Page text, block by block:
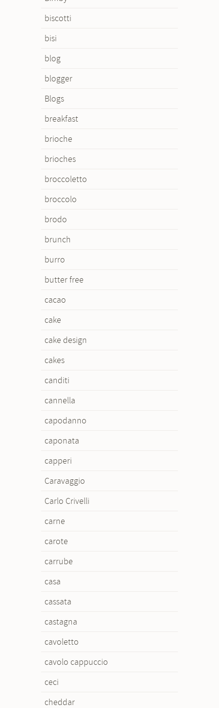
biscotti
bisi
blog
blogger
Blogs
breakfast
brioche
brioches
broccoletto
broccolo
brodo
brunch
burro
butter free
cacao
cake
cake design
cakes
canditi
cannella
capodanno
caponata
capperi
Caravaggio
Carlo Crivelli
carne
carote
carrube
casa
cassata
castagna
cavoletto
cavolo cappuccio
ceci
cheddar